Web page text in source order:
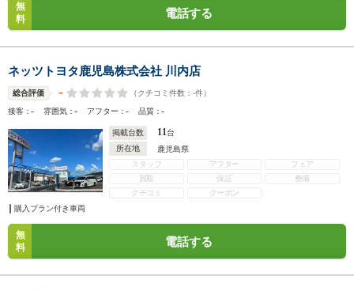
無
料
電話する
ネッツトヨタ鹿児島株式会社 川内店
総合評価 - （クチコミ件数： -件）
接客：- 雰囲気：- アフター：- 品質：-
掲載台数 11台
所在地
鹿児島県
スタッフ
アフター
フェア
買取
保証
整備
クチコミ
クーポン
購入プラン付き車両
無
料
電話する